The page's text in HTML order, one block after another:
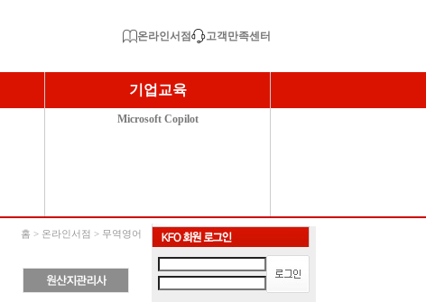
온라인서점 고객만족센터
기업교육
Microsoft Copilot
홈 > 온라인서점 > 무역영어